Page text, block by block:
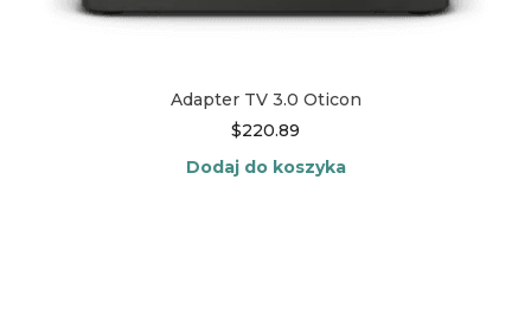
Adapter TV 3.0 Oticon
$220.89
Dodaj do koszyka